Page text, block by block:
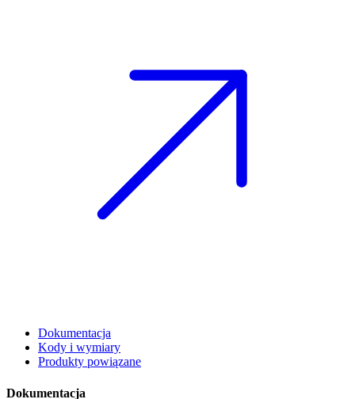
Dokumentacja
Kody i wymiary
Produkty powiązane
Dokumentacja